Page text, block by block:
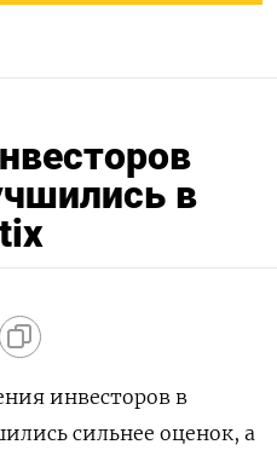
в
инвесторов в
сильнее оценок, а